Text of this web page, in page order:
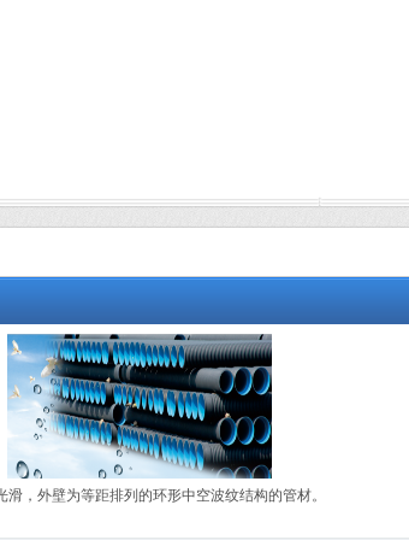
，外壁为等距排列的环形中空波纹结构的管材。